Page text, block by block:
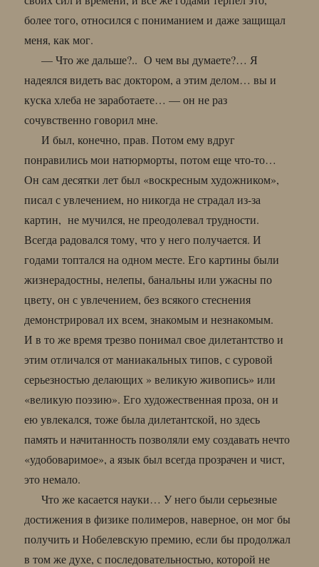
более того, относился с пониманием и даже защищал
меня, как мог.
— Что же дальше?.. О чем вы думаете?… Я
надеялся видеть вас доктором, а этим делом… вы и
куска хлеба не заработаете… — он не раз
сочувственно говорил мне.
И был, конечно, прав. Потом ему вдруг
понравились мои натюрморты, потом еще что-то…
Он сам десятки лет был «воскресным художником»,
писал с увлечением, но никогда не страдал из-за
картин, не мучился, не преодолевал трудности.
Всегда радовался тому, что у него получается. И
годами топтался на одном месте. Его картины были
жизнерадостны, нелепы, банальны или ужасны по
цвету, он с увлечением, без всякого стеснения
демонстрировал их всем, знакомым и незнакомым.
И в то же время трезво понимал свое дилетантство и
этим отличался от маниакальных типов, с суровой
серьезностью делающих » великую живопись» или
«великую поэзию». Его художественная проза, он и
ею увлекался, тоже была дилетантской, но здесь
память и начитанность позволяли ему создавать нечто
«удобоваримое», а язык был всегда прозрачен и чист,
это немало.
Что же касается науки… У него были серьезные
достижения в физике полимеров, наверное, он мог бы
получить и Нобелевскую премию, если бы продолжал
в том же духе, с последовательностью, которой не